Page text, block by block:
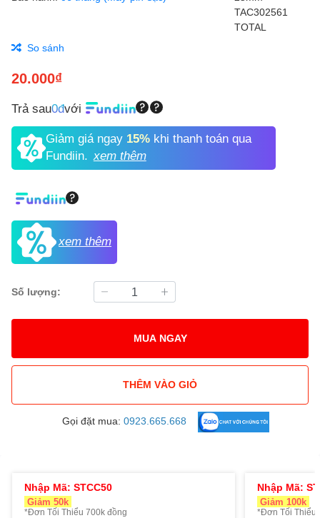
So sánh
20.000₫
Trả sau0đvới
Giảm giá ngay 15%khi thanh toán qua
Fundiin. xem thêm
xem thêm
Số lượng:
MUA NGAY
THÊM VÀO GIỎ
Gọi đặt mua: 0923.665.668
Nhập Mã: STCC50
Giảm 50k
*Đơn Tối Thiểu 700k đồng
Nhập Mã:
Giảm 100k
*Đơn Tối Thiểu